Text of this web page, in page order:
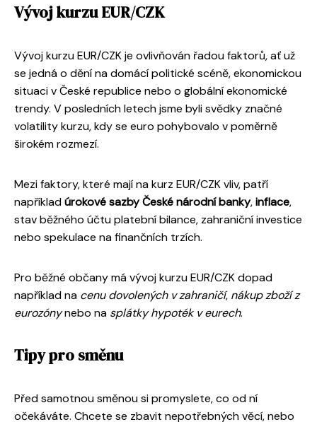
Vývoj kurzu EUR/CZK
Vývoj kurzu EUR/CZK je ovlivňován řadou faktorů, ať už
se jedná o dění na domácí politické scéně, ekonomickou
situaci v České republice nebo o globální ekonomické
trendy. V posledních letech jsme byli svědky značné
volatility kurzu, kdy se euro pohybovalo v poměrně
širokém rozmezí.
Mezi faktory, které mají na kurz EUR/CZK vliv, patří
napříkladúrokové sazby České národní banky,inflace,
stav běžného účtu platební bilance, zahraniční investice
nebo spekulace na finančních trzích.
Pro běžné občany má vývoj kurzu EUR/CZK dopad
například na cenu dovolených v zahraničí, nákup zboží z
eurozónynebo na splátky hypoték v eurech.
Tipy pro směnu
Před samotnou směnou si promyslete, co od ní
očekáváte. Chcete se zbavit nepotřebných věcí, nebo